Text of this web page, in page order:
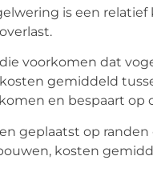
is een
voorkomen dat
gemiddeld
en bespaart op
geplaatst op
kosten